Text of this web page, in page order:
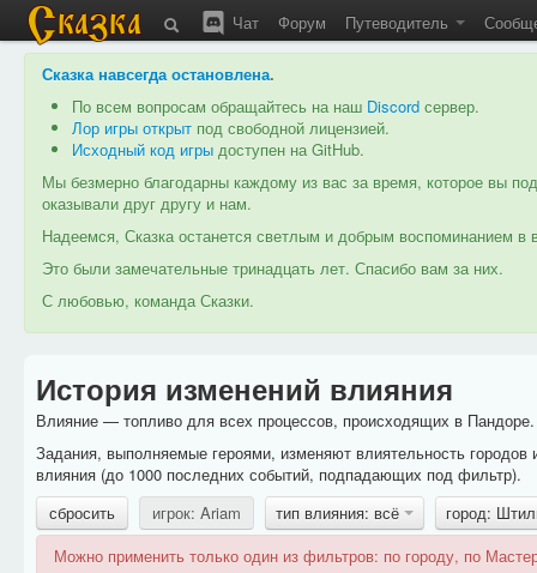
Чат Форум Путеводитель
Сказка навсегда остановлена.
По всем вопросам обращайтесь на наш Discord сервер.
Лор игры открыт под свободной лицензией.
Исходный код игры доступен на GitHub.
Мы безмерно благодарны каждому из вас за время, которое вы
оказывали друг другу и нам.
Надеемся, Сказка останется светлым и добрым воспоминанием
Это были замечательные тринадцать лет. Спасибо вам за них.
С любовью, команда Сказки.
История изменений влияния
Влияние — топливо для всех процессов, происходящих в
Задания, выполняемые героями, изменяют влиятельность
влияния (до 1000 последних событий, подпадающих под фильтр).
сбросить
игрок: Ariam тип влияния: всё
город:
Можно применить только один из фильтров: по городу, по